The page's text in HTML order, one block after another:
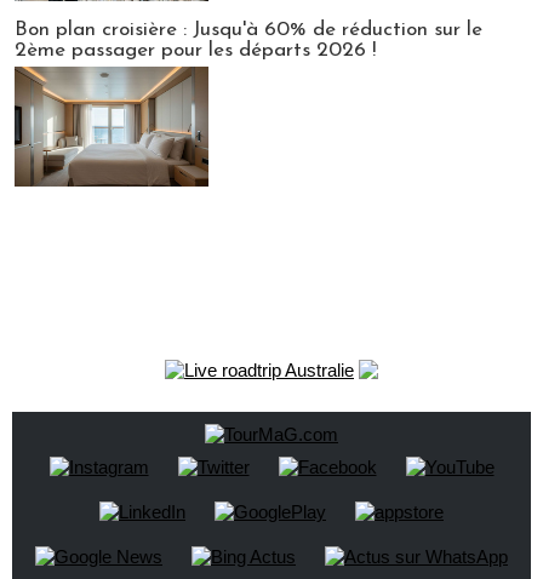
Bon plan croisière : Jusqu'à 60% de réduction sur le
2ème passager pour les départs 2026 !